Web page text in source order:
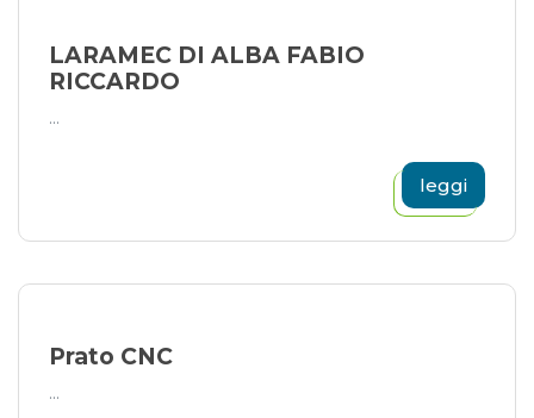
LARAMEC DI ALBA FABIO
RICCARDO
...
leggi
Prato CNC
...